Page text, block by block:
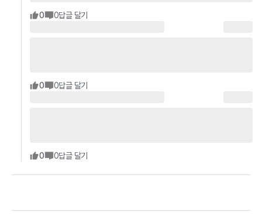
0 0답글 달기
0 0답글 달기
0 0답글 달기